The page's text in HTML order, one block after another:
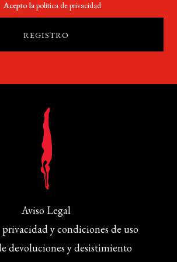
Acepto lapolítica de privacidad
Aviso Legal
y condiciones de uso
devoluciones y desistimiento